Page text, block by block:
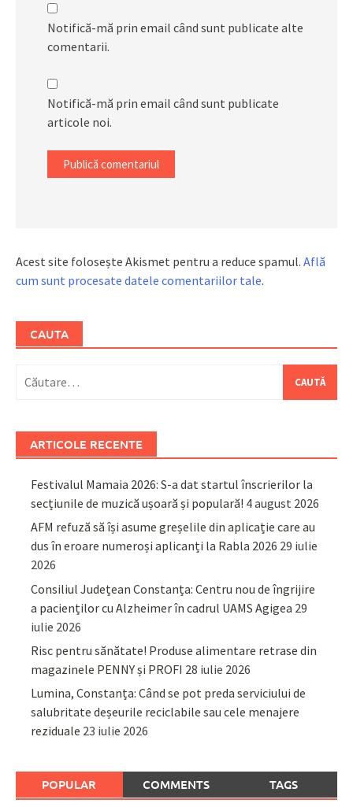
Notifică-mă prin email când sunt publicate alte
comentarii.
Notifică-mă prin email când sunt publicate
articole noi.
Acest site folosește Akismet pentru a reduce spamul. Află
cum sunt procesate datele comentariilor tale.
CAUTA
după:
ARTICOLE RECENTE
Festivalul Mamaia 2026: S-a dat startul înscrierilor la
secțiunile de muzică ușoară și populară! 4 august 2026
AFM refuză să își asume greșelile din aplicație care au
dus în eroare numeroși aplicanți la Rabla 2026 29 iulie
2026
Consiliul Județean Constanța: Centru nou de îngrijire
a pacienților cu Alzheimer în cadrul UAMS Agigea 29
iulie 2026
Risc pentru sănătate! Produse alimentare retrase din
magazinele PENNY și PROFI 28 iulie 2026
Lumina, Constanța: Când se pot preda serviciului de
salubritate deșeurile reciclabile sau cele menajere
reziduale 23 iulie 2026
POPULAR COMMENTS TAGS